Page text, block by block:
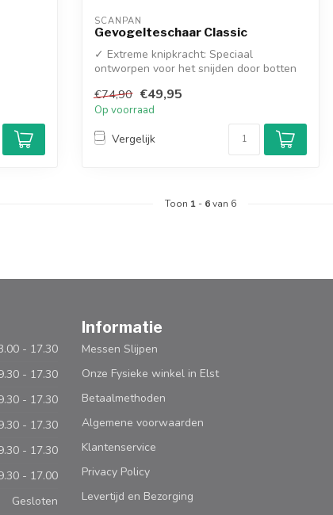
SCANPAN
Gevogelteschaar Classic
✓ Extreme knipkracht: Speciaal
ontworpen voor het snijden door botten
€74,90 €49,95
Op voorraad
Vergelijk
Toon 1 - 6van 6
- 17.30
- 17.30
- 17.30
- 17.30
- 17.30
- 17.00
Gesloten
Informatie
Messen Slijpen
Onze Fysieke winkel in Elst
Betaalmethoden
Algemene voorwaarden
Klantenservice
Privacy Policy
Levertijd en Bezorging